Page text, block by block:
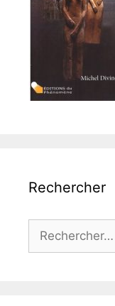
Rechercher
Rechercher :